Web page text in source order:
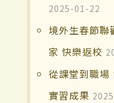
2025-01-22
境外生春節聯
家 快樂返校
從課堂到職場
實習成果